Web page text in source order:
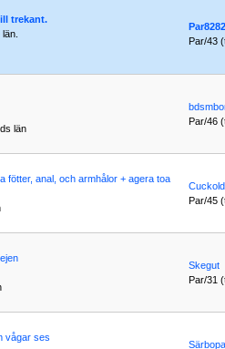
trekant.
Par8282
Par/43
län
Par/46
fötter, anal, och armhålor + agera toa
Par/45
Skegut
Par/31
vågar ses